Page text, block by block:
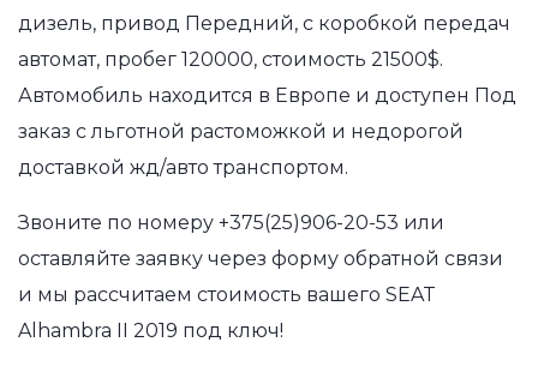
дизель, привод Передний, с коробкой передач
автомат, пробег 120000, стоимость 21500$.
Автомобиль находится в Европе и доступен Под
заказ с льготной растоможкой и недорогой
доставкой жд/авто транспортом.
Звоните по номеру +375(25)906-20-53 или
оставляйте заявку через форму обратной связи
и мы рассчитаем стоимость вашего SEAT
Alhambra II 2019 под ключ!